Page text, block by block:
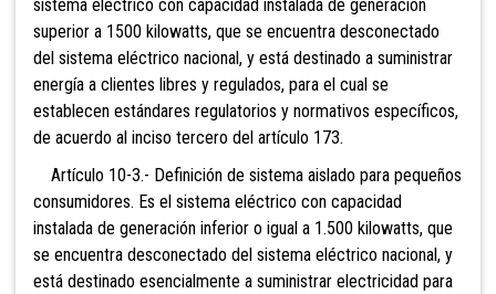
sistema eléctrico con capacidad instalada de generación
superior a 1500 kilowatts, que se encuentra desconectado
del sistema eléctrico nacional, y está destinado a suministrar
energía a clientes libres y regulados, para el cual se
establecen estándares regulatorios y normativos específicos,
de acuerdo al inciso tercero del artículo 173.
Artículo 10-3.- Definición de sistema aislado para pequeños
consumidores. Es el sistema eléctrico con capacidad
instalada de generación inferior o igual a 1.500 kilowatts, que
se encuentra desconectado del sistema eléctrico nacional, y
está destinado esencialmente a suministrar electricidad para